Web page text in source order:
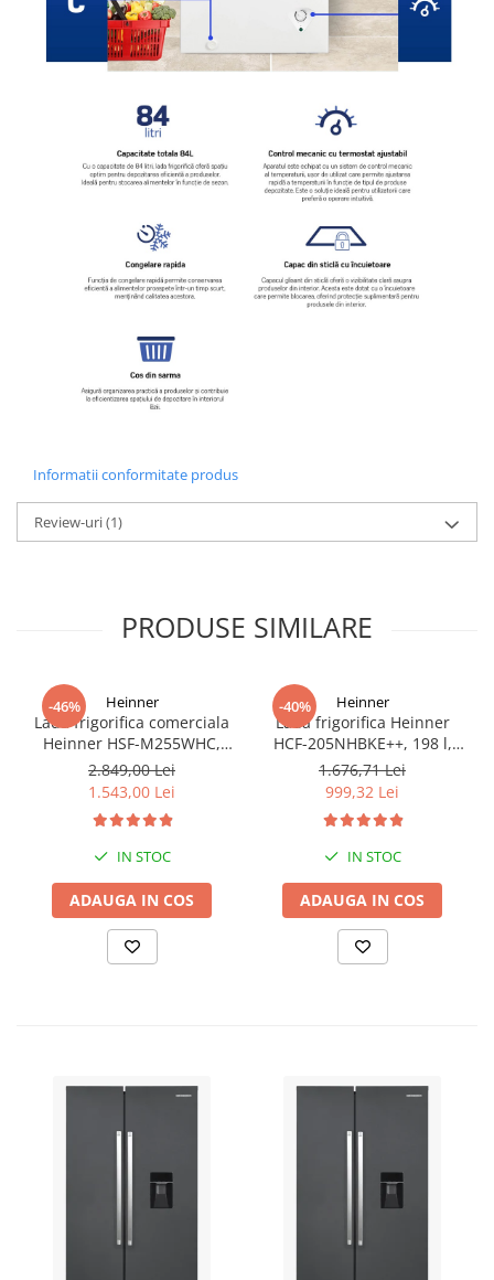
Informatii conformitate produs
Review-uri(1)
PRODUSE SIMILARE
-46% Heinner
Lada frigorifica comerciala
Heinner HSF-M255WHC,
capac din sticla, 255L, clasa
C, functionare convertibila
(frigider/congelator), 1 cos,
alb
2.849,00 Lei
1.543,00 Lei
IN STOC
ADAUGA IN COS
-40% Heinner
Lada frigorifica Heinner
HCF-205NHBKE++, 198 l,
Clasa E, Compresor
inverter, Display
waterproof, Negru
1.676,71 Lei
999,32 Lei
IN STOC
ADAUGA IN COS